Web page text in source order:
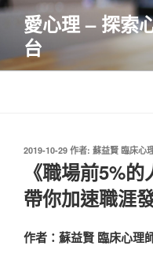
跳
要
愛心理 – 探索
台
發
2019-10-29 作者: 蘇益賢 臨床心
《職場前5%
帶你加速職涯
作者：蘇益賢 臨床心理